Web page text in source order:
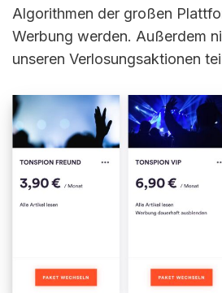
Algorithmen der großen
Werbung werden. Außerdem
unseren Verlosungsaktionen